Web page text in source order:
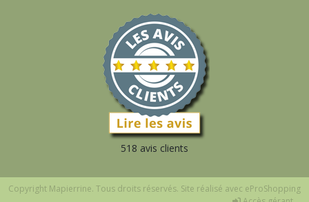
518 avis clients
Copyright Mapierrine. Tous droits réservés. Site réalisé avec eProShopping